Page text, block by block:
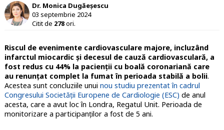
Dr. Monica Dugăeșescu
03 septembrie 2024
Citit de 278ori.
Riscul de evenimente cardiovasculare majore, incluzând
infarctul miocardic și decesul de cauză cardiovasculară, a
fost redus cu 44% la pacienții cu boală coronariană care
au renunțat complet la fumat în perioada stabilă a bolii.
Acestea sunt concluziile unui nou studiu prezentat în cadrul
Congresului Societății Europene de Cardiologie (ESC) de anul
acesta, care a avut loc în Londra, Regatul Unit. Perioada de
monitorizare a participanților a fost de 5 ani.